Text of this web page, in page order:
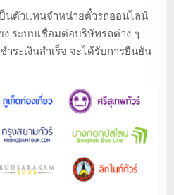
ป็นตัวแทนจำหน่ายตั๋วรถออนไลน์
ระบบเชื่อมต่อบริษัทรถต่าง ๆ
ระเงินสำเร็จ จะได้รับการยืนยัน